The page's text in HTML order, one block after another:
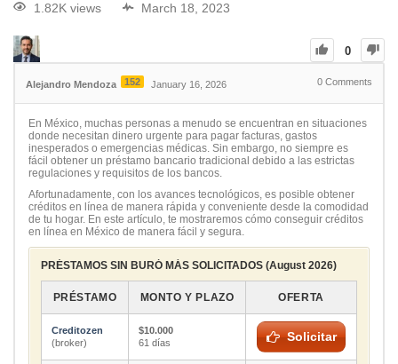
1.82K views March 18, 2023
0
Alejandro Mendoza 152 January 16, 2026 0 Comments
En México, muchas personas a menudo se encuentran en situaciones
donde necesitan dinero urgente para pagar facturas, gastos
inesperados o emergencias médicas. Sin embargo, no siempre es
fácil obtener un préstamo bancario tradicional debido a las estrictas
regulaciones y requisitos de los bancos.
Afortunadamente, con los avances tecnológicos, es posible obtener
créditos en línea de manera rápida y conveniente desde la comodidad
de tu hogar. En este artículo, te mostraremos cómo conseguir créditos
en línea en México de manera fácil y segura.
PRÉSTAMOS SIN BURÓ MÁS SOLICITADOS (August 2026)
PRÉSTAMO MONTO Y PLAZO OFERTA
Creditozen
(broker)
$10.000
61 días
Solicitar